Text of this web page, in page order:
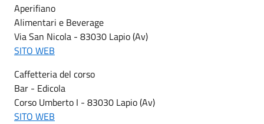
Aperifiano
Alimentari e Beverage
Via San Nicola - 83030 Lapio (Av)
SITO WEB
Caffetteria del corso
Bar - Edicola
Corso Umberto I - 83030 Lapio (Av)
SITO WEB